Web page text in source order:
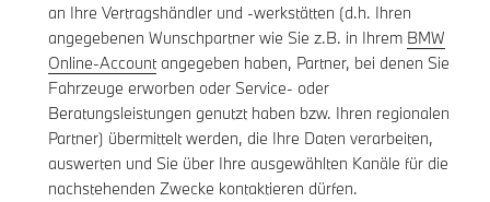
an Ihre Vertragshändler und -werkstätten (d.h. Ihren
angegebenen Wunschpartner wie Sie z.B. in Ihrem BMW
Online-Accountangegeben haben, Partner, bei denen Sie
Fahrzeuge erworben oder Service- oder
Beratungsleistungen genutzt haben bzw. Ihren regionalen
Partner) übermittelt werden, die Ihre Daten verarbeiten,
auswerten und Sie über Ihre ausgewählten Kanäle für die
nachstehenden Zwecke kontaktieren dürfen.